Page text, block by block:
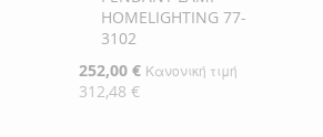
HOMELIGHTING 77-
3102
Ειδική
Τιμή
252,00 € Κανονική τιμή
312,48 €